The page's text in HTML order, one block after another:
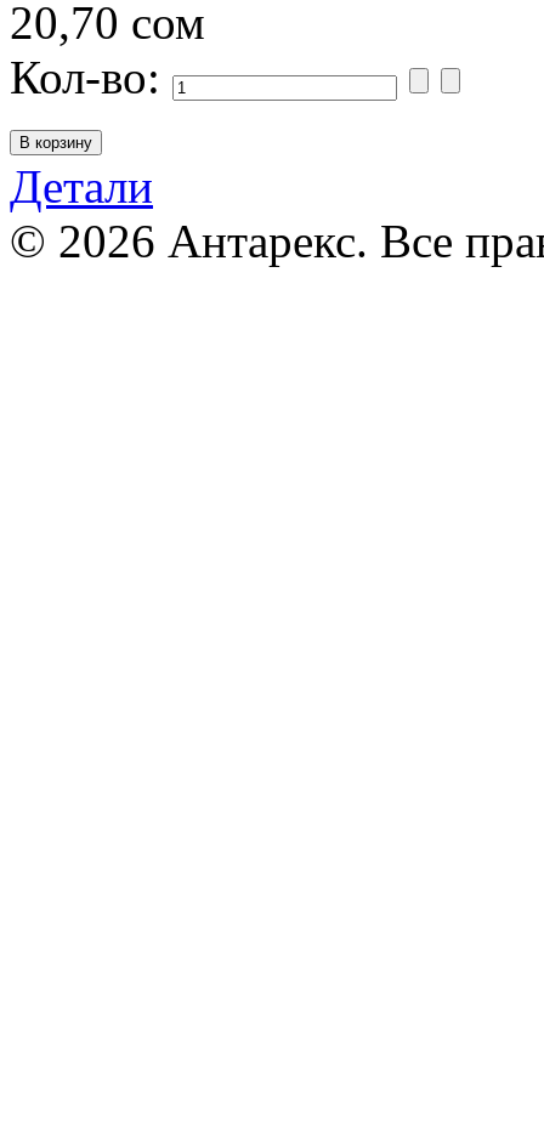
20,70 сом
Кол-во:
Детали
© 2026 Антарекс. Все